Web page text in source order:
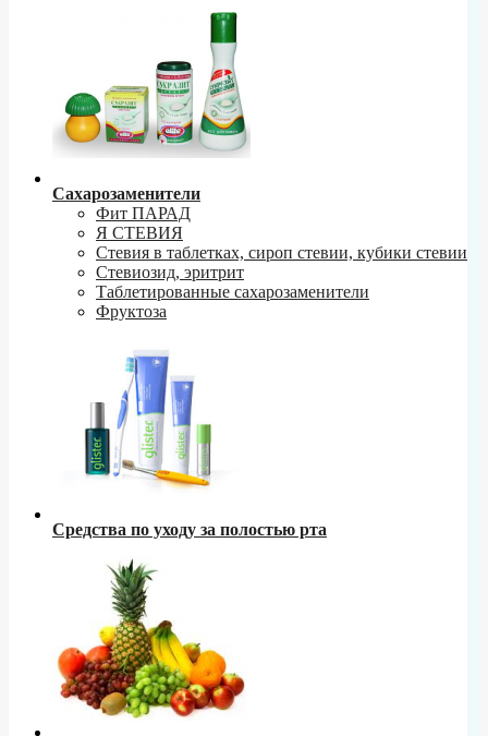
Сахарозаменители
Фит ПАРАД
Я СТЕВИЯ
Стевия в таблетках, сироп стевии, кубики стевии
Стевиозид, эритрит
Таблетированные сахарозаменители
Фруктоза
Средства по уходу за полостью рта